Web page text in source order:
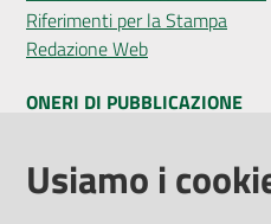
Riferimenti per la Stampa
Redazione Web
ONERI DI PUBBLICAZIONE
Amministrazione Trasparente
Pubblicità legale
Usiamo i